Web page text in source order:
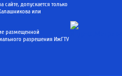
допускается только
или
размещенной
разрешения ИжГТУ